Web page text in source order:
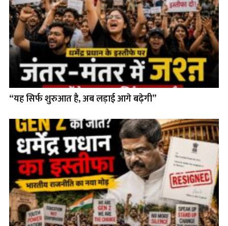
“यह सिर्फ शुरुआत है, अब लड़ाई आगे बढ़ेगी”